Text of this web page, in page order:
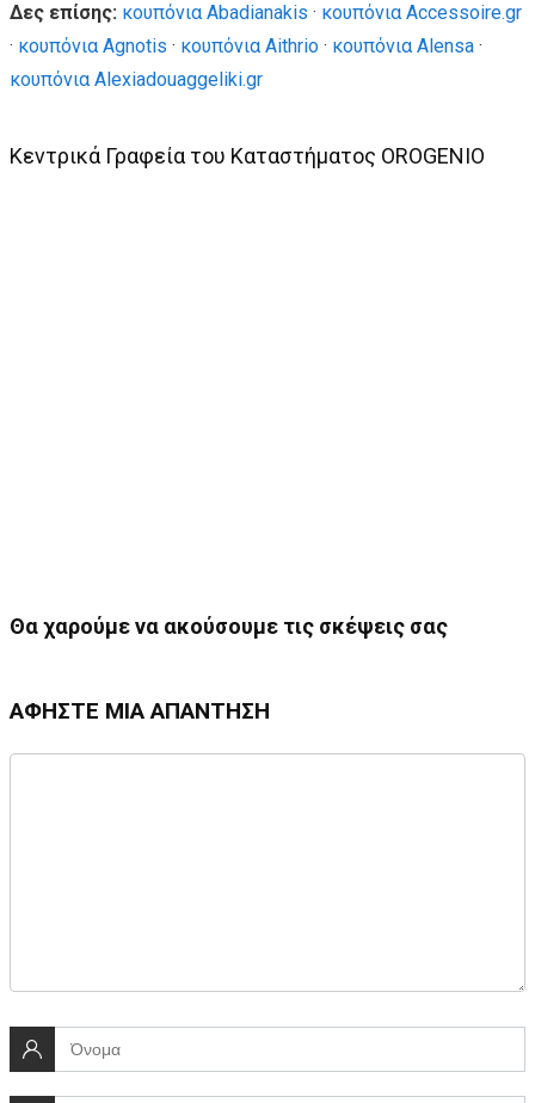
Δες επίσης: κουπόνια Abadianakis · κουπόνια Accessoire.gr
· κουπόνια Agnotis · κουπόνια Aithrio · κουπόνια Alensa ·
κουπόνια Alexiadouaggeliki.gr
Κεντρικά Γραφεία του Καταστήματος OROGENIO
Θα χαρούμε να ακούσουμε τις σκέψεις σας
ΑΦΉΣΤΕ ΜΙΑ ΑΠΆΝΤΗΣΗ